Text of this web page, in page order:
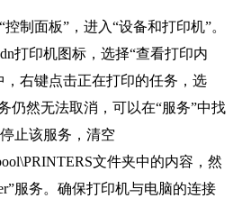
制面板”，进入“设备和打印机”。
打印机图标，选择“查看打印内
，右键点击正在打印的任务，选
仍然无法取消，可以在“服务”中找
止该服务，清空
文件夹中的内容，然
服务。确保打印机与电脑的连接